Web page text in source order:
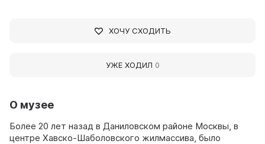
О музее
Более 20 лет назад в Даниловском районе Москвы, в
центре Хавско-Шаболовского жилмассива, было
ХОЧУ СХОДИТЬ
УЖЕ ХОДИЛ 0